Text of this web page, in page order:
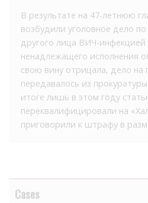
В результате на 47-летнюю
возбудили уголовное дело
другого лица ВИЧ-инфекцией
ненадлежащего исполнения
свою вину отрицала, дело на
передавалось из
итоге лишь в этом году
переквалифицировали на
приговорили к штрафу в
Cases